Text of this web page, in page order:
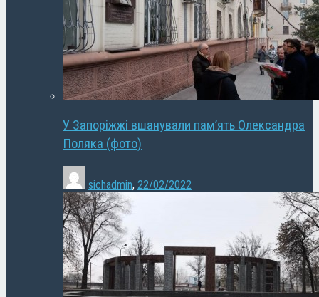
У Запоріжжі вшанували пам’ять Олександра
Поляка (фото)
sichadmin, 22/02/2022